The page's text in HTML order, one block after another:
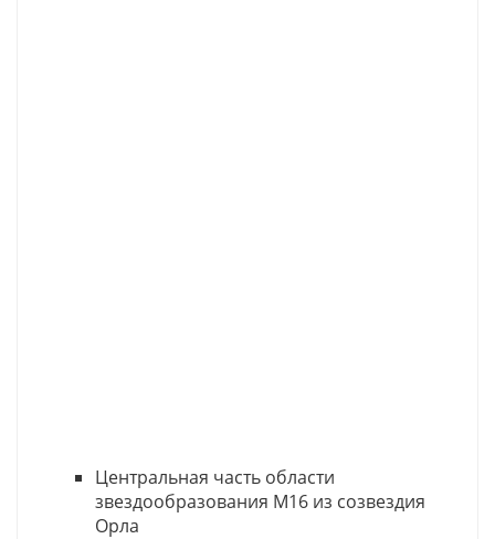
Центральная часть области
звездообразования М16 из созвездия
Орла